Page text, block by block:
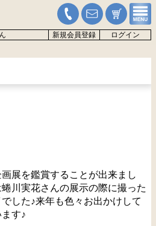
新規会員登録 ログイン
展を鑑賞することが出来まし
川実花さんの展示の際に撮った
した♪来年も色々お出かけして
す♪